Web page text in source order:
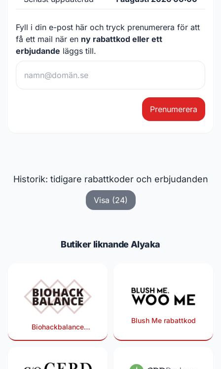
Fyll i din e-post här och tryck prenumerera för att
få ett mail när en ny rabattkod eller ett
erbjudande läggs till.
Prenumerera
Historik: tidigare rabattkoder och erbjudanden
Visa (24)
Butiker liknande Alyaka
Biohackbalance
Blush Me rabattkod